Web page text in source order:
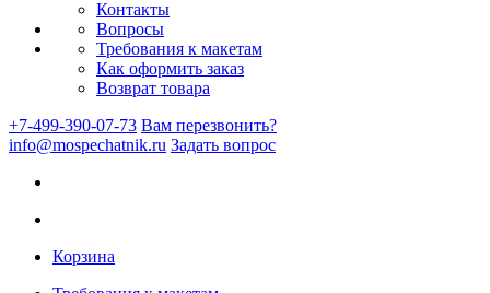
Контакты
Вопросы
Требования к макетам
Как оформить заказ
Возврат товара
+7-499-390-07-73 Вам перезвонить?
info@mospechatnik.ru Задать вопрос
Корзина